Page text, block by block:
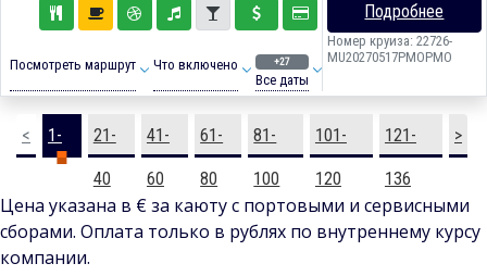
Посмотреть маршрут Что включено +27
Все даты
Подробнее
Номер круиза: 22726-
MU20270517PMOPMO
< 1- 21-
40
41-
60
61-
80
81-
100
101-
120
121-
136
>
Цена указана в € за каюту с портовыми и сервисными
сборами. Оплата только в рублях по внутреннему курсу
компании.